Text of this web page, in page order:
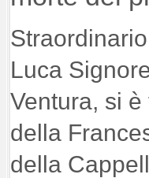
Luca
Ventura, si
della
della